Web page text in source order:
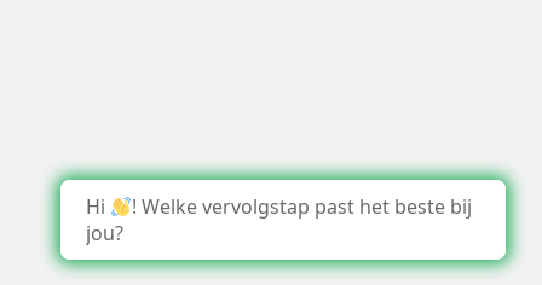
Hi
! Welke vervolgstap past het beste bij
jou?